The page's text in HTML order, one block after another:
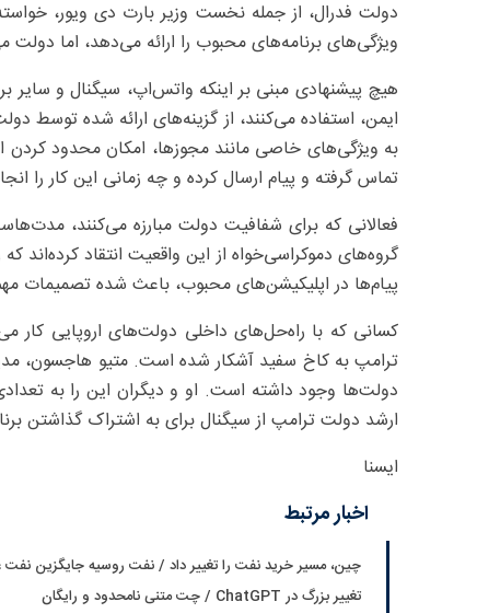
ویژگی‌های برنامه‌های محبوب را ارائه می‌دهد، اما دولت
هیچ پیشنهادی مبنی بر اینکه واتس‌اپ، سیگنال و سایر
ایمن، استفاده می‌کنند، از گزینه‌های ارائه شده توسط
به ویژگی‌های خاصی مانند مجوزها، امکان محدود کردن
تماس گرفته و پیام ارسال کرده و چه زمانی این کار را
فعالانی که برای شفافیت دولت مبارزه می‌کنند،
گروه‌های دموکراسی‌خواه از این واقعیت انتقاد
پیام‌ها در اپلیکیشن‌های محبوب، باعث شده تصمیمات
کسانی که با راه‌حل‌های داخلی دولت‌های اروپایی کار
دولت‌ها وجود داشته است. او و دیگران این را به
ارشد دولت ترامپ از سیگنال برای به اشتراک گذاشتن
ایسنا
اخبار مرتبط
چین، مسیر خرید نفت را تغییر داد / نفت روسیه جایگزین
تغییر بزرگ در ChatGPT / چت متنی نامحدود و رایگان